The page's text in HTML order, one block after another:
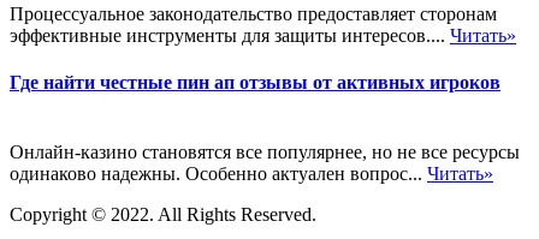
Процессуальное законодательство предоставляет сторонам
эффективные инструменты для защиты интересов.... Читать»
Где найти честные пин ап отзывы от активных игроков
Онлайн-казино становятся все популярнее, но не все ресурсы
одинаково надежны. Особенно актуален вопрос... Читать»
Copyright © 2022. All Rights Reserved.